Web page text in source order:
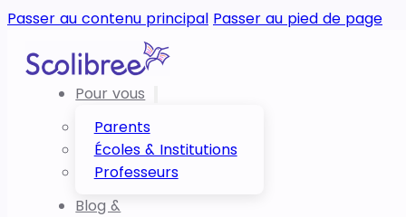
Passer au contenu principal Passer au pied de page
Pour vous
Parents
Écoles & Institutions
Professeurs
Blog &